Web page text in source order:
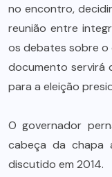
no encontro,
reunião entre
os debates sobre o
documento servirá
para a eleição
O governador
cabeça da chapa
discutido em 2014.